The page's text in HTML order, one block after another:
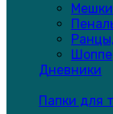
Дневники
Папки для